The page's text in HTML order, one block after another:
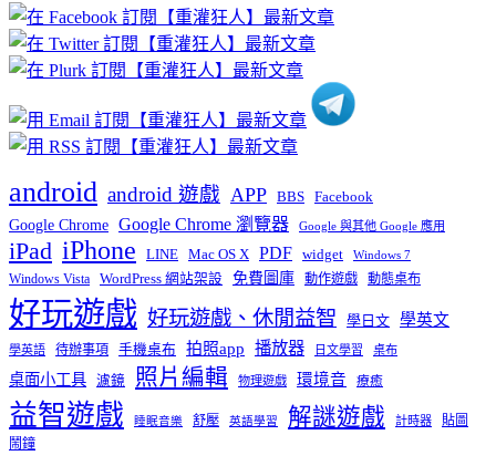
章
分
類
android android 遊戲 APP BBS Facebook
Google Chrome Google Chrome 瀏覽器 Google 與其他 Google 應用
iPad iPhone LINE Mac OS X PDF widget Windows 7
Windows Vista WordPress 網站架設 免費圖庫 動作遊戲 動態桌布
好玩遊戲 好玩遊戲、休閒益智 學日文 學英文
學英語 待辦事項 手機桌布 拍照app 播放器 日文學習 桌布
桌面小工具 濾鏡 照片編輯 物理遊戲 環境音 療癒
益智遊戲 睡眠音樂 舒壓 英語學習 解謎遊戲 計時器
貼圖
鬧鐘